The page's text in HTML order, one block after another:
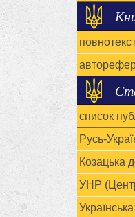
список
Русь-
Козацька
УНР